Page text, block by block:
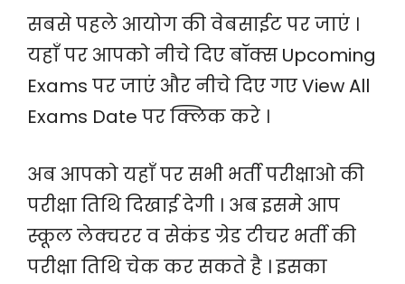
सबसे पहले आयोग की वेबसाईट पर जाएं ।
यहाँ पर आपको नीचे दिए बॉक्स Upcoming
Exams पर जाएं और नीचे दिए गए View All
Exams Date पर क्लिक करे ।
अब आपको यहाँ पर सभी भर्ती परीक्षाओ की
परीक्षा तिथि दिखाई देगी । अब इसमे आप
स्कूल लेक्चरर व सेकंड ग्रेड टीचर भर्ती की
परीक्षा तिथि चेक कर सकते है । इसका